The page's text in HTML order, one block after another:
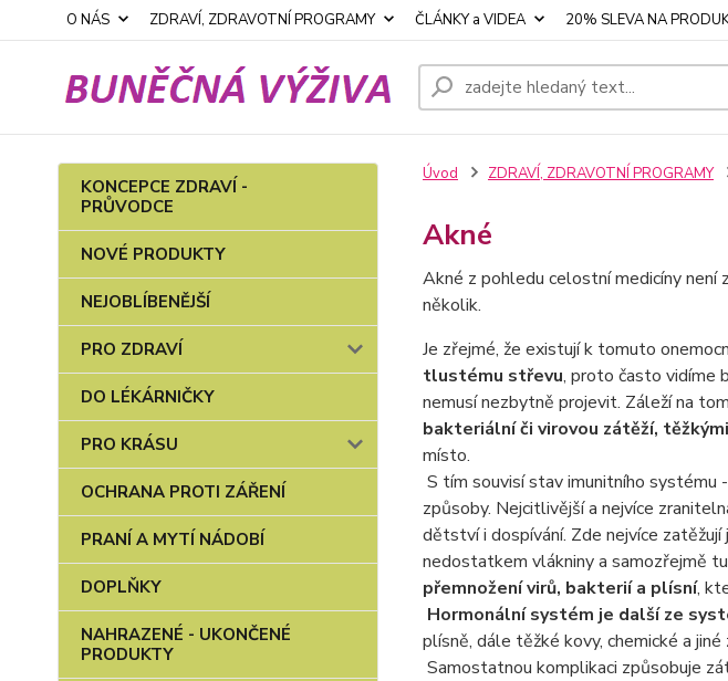
O NÁS ZDRAVÍ, ZDRAVOTNÍ PROGRAMY ČLÁNKY a VIDEA 20% SLEVA NA
KONCEPCE ZDRAVÍ -
PRŮVODCE
NOVÉ PRODUKTY
NEJOBLÍBENĚJŠÍ
PRO ZDRAVÍ
DO LÉKÁRNIČKY
PRO KRÁSU
OCHRANA PROTI ZÁŘENÍ
PRANÍ A MYTÍ NÁDOBÍ
DOPLŇKY
NAHRAZENÉ - UKONČENÉ
PRODUKTY
Úvod ZDRAVÍ, ZDRAVOTNÍ PROGRAMY
Akné
Akné z pohledu celostní medicíny není
několik.
Je zřejmé, že existují k tomuto
tlustému střevu, proto často vidíme
nemusí nezbytně projevit. Záleží na
bakteriální či virovou zátěží,
místo.
S tím souvisí stav imunitního
způsoby. Nejcitlivější a nejvíce
dětství i dospívání. Zde nejvíce zatěžují
nedostatkem vlákniny a samozřejmě
přemnožení virů, bakterií a plísní,
Hormonální systém je další ze
plísně, dále těžké kovy, chemické a jiné
Samostatnou komplikaci způsobuje